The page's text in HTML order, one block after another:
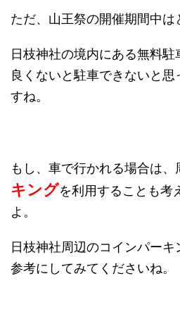
ただ、山王祭の開催期間中は
日枝神社の境内にある無料
良くないと駐車できないと
すね。
もし、車で行かれる場合は、
キングを利用することも考
よ。
日枝神社周辺のコインパー
参考にしてみてくださいね。